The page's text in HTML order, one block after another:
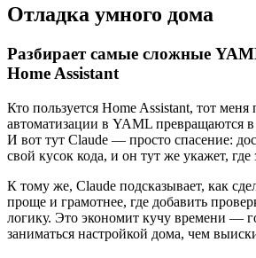
Отладка умного дома
Разбирает самые сложные
Home Assistant
Кто пользуется Home Assistant, тот
автоматизации в YAML превращаются
И вот тут Claude — просто спасение:
свой кусок кода, и он тут же укажет, где
К тому же, Claude подсказывает, как
проще и грамотнее, где добавить
логику. Это экономит кучу времени —
заниматься настройкой дома, чем